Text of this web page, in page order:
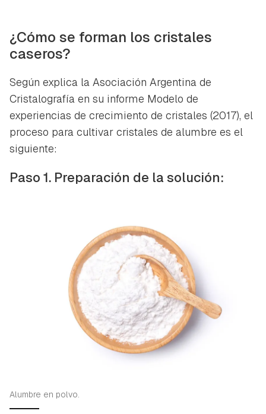
¿Cómo se forman los cristales
caseros?
Según explica la Asociación Argentina de
Cristalografía en su informe Modelo de
experiencias de crecimiento de cristales (2017), el
proceso para cultivar cristales de alumbre es el
siguiente:
Paso 1. Preparación de la solución:
Alumbre en polvo.